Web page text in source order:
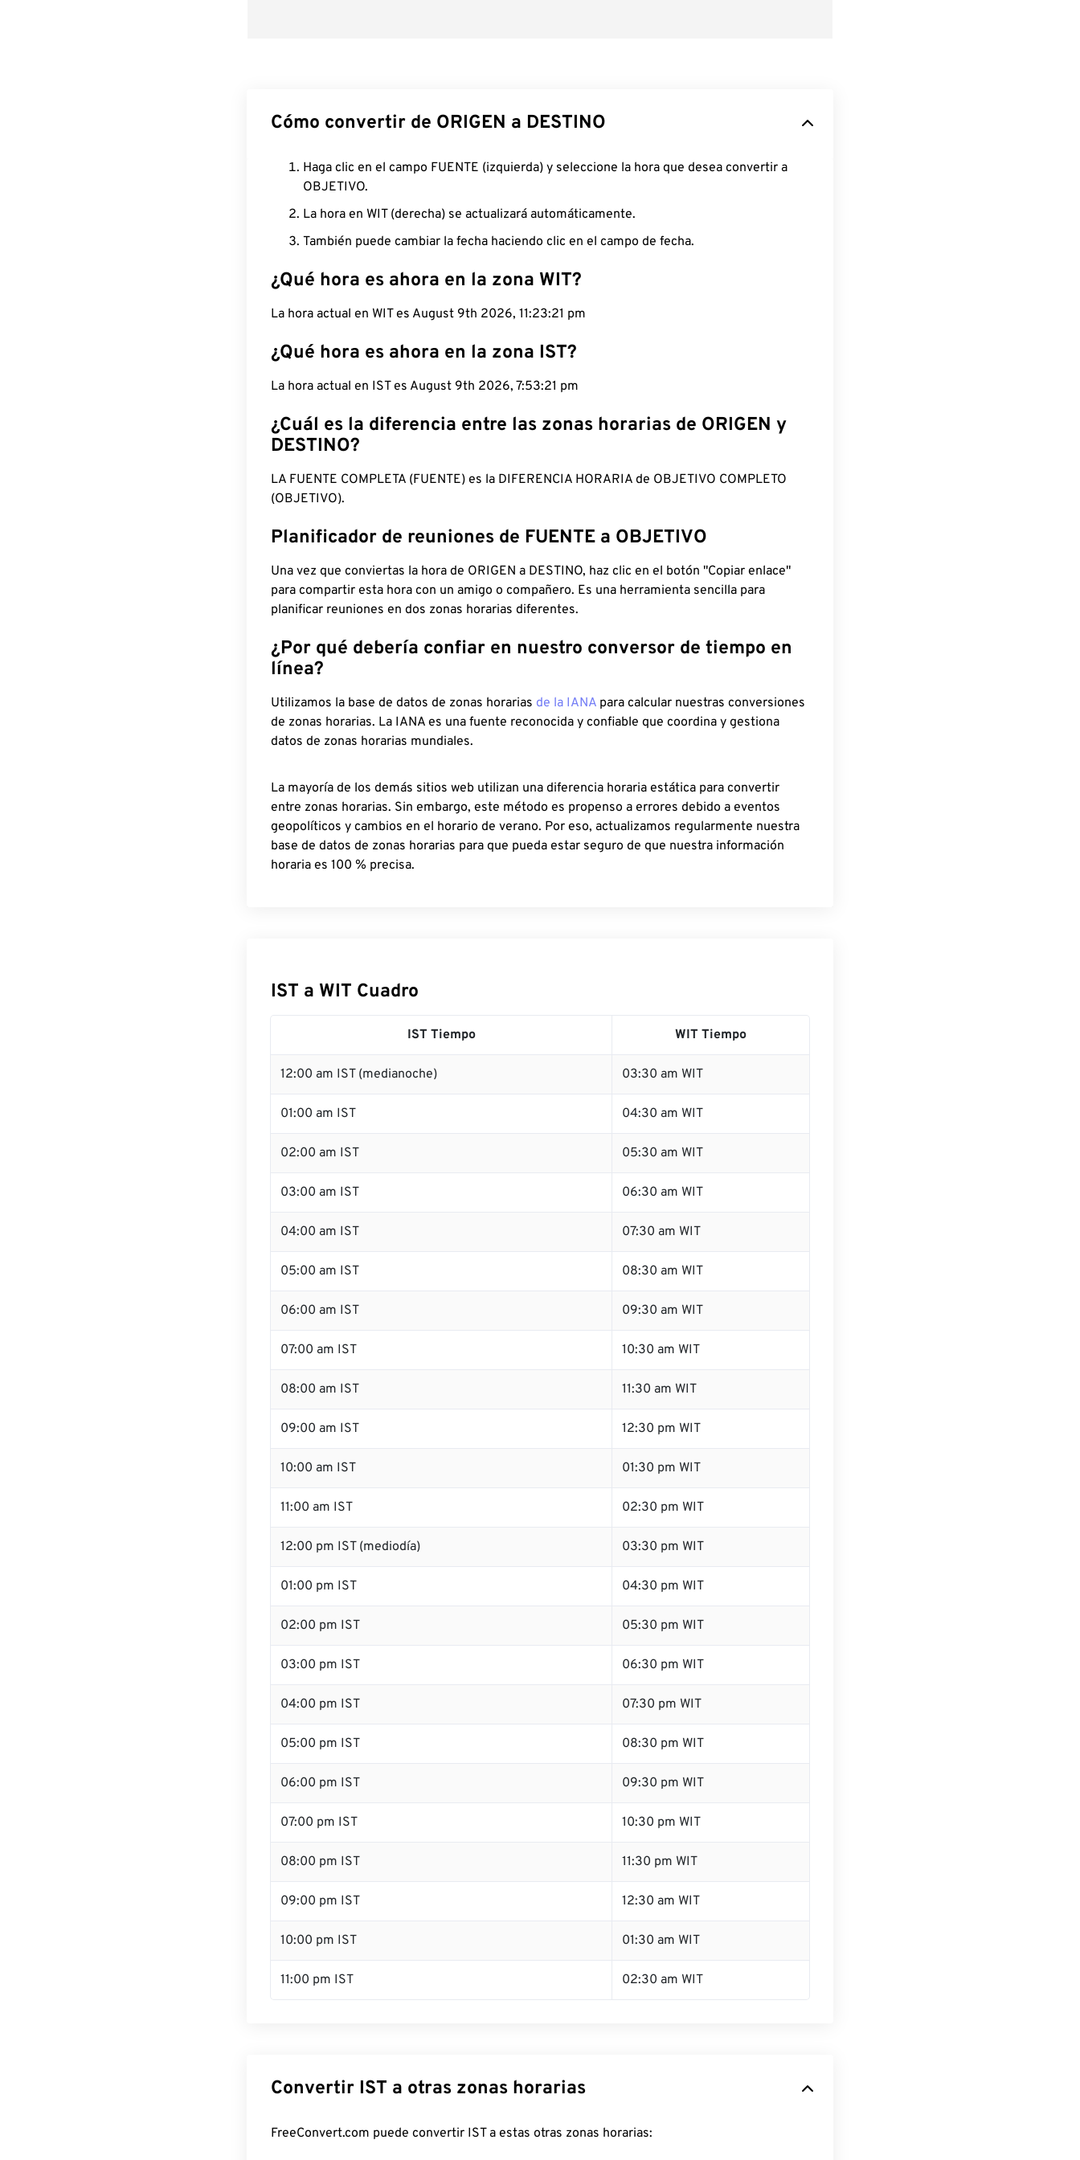
Cómo convertir de ORIGEN a DESTINO
Haga clic en el campo FUENTE (izquierda) y seleccione la hora que desea convertir a
OBJETIVO.
La hora en WIT (derecha) se actualizará automáticamente.
También puede cambiar la fecha haciendo clic en el campo de fecha.
¿Qué hora es ahora en la zona WIT?
La hora actual en WIT es August 9th 2026, 11:23:22 pm
¿Qué hora es ahora en la zona IST?
La hora actual en IST es August 9th 2026, 7:53:22 pm
¿Cuál es la diferencia entre las zonas horarias de ORIGEN y
DESTINO?
LA FUENTE COMPLETA (FUENTE) es la DIFERENCIA HORARIA de OBJETIVO COMPLETO
(OBJETIVO).
Planificador de reuniones de FUENTE a OBJETIVO
Una vez que conviertas la hora de ORIGEN a DESTINO, haz clic en el botón "Copiar enlace"
para compartir esta hora con un amigo o compañero. Es una herramienta sencilla para
planificar reuniones en dos zonas horarias diferentes.
¿Por qué debería confiar en nuestro conversor de tiempo en
línea?
Utilizamos la base de datos de zonas horarias de la IANA para calcular nuestras conversiones
de zonas horarias. La IANA es una fuente reconocida y confiable que coordina y gestiona
datos de zonas horarias mundiales.
La mayoría de los demás sitios web utilizan una diferencia horaria estática para convertir
entre zonas horarias. Sin embargo, este método es propenso a errores debido a eventos
geopolíticos y cambios en el horario de verano. Por eso, actualizamos regularmente nuestra
base de datos de zonas horarias para que pueda estar seguro de que nuestra información
horaria es 100 % precisa.
IST a WIT Cuadro
IST Tiempo WIT Tiempo
12:00 am IST (medianoche) 03:30 am WIT
01:00 am IST 04:30 am WIT
02:00 am IST 05:30 am WIT
03:00 am IST 06:30 am WIT
04:00 am IST 07:30 am WIT
05:00 am IST 08:30 am WIT
06:00 am IST 09:30 am WIT
07:00 am IST 10:30 am WIT
08:00 am IST 11:30 am WIT
09:00 am IST 12:30 pm WIT
10:00 am IST 01:30 pm WIT
11:00 am IST 02:30 pm WIT
12:00 pm IST (mediodía) 03:30 pm WIT
01:00 pm IST 04:30 pm WIT
02:00 pm IST 05:30 pm WIT
03:00 pm IST 06:30 pm WIT
04:00 pm IST 07:30 pm WIT
05:00 pm IST 08:30 pm WIT
06:00 pm IST 09:30 pm WIT
07:00 pm IST 10:30 pm WIT
08:00 pm IST 11:30 pm WIT
09:00 pm IST 12:30 am WIT
10:00 pm IST 01:30 am WIT
11:00 pm IST 02:30 am WIT
Convertir IST a otras zonas horarias
FreeConvert.com puede convertir IST a estas otras zonas horarias: